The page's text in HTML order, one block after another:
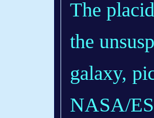
The
the
galaxy,
NASA/